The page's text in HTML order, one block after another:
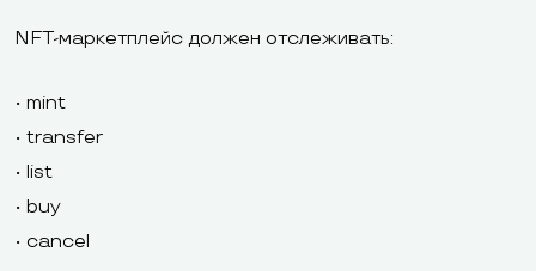
NFT-маркетплейс должен отслеживать:
• mint
• transfer
• list
• buy
• cancel